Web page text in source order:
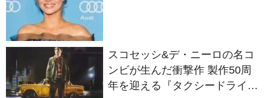
スコセッシ&デ・ニーロの名コ
ンビが生んだ衝撃作 製作50周
年を迎える『タクシードライバ